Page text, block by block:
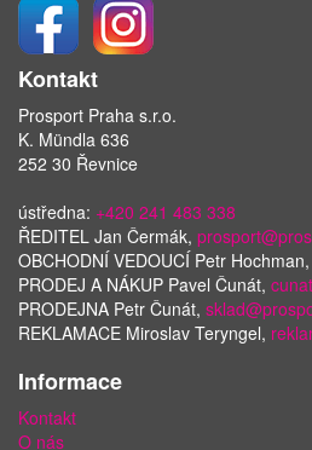
Kontakt
Prosport Praha s.r.o.
K. Mündla 636
252 30 Řevnice
ústředna: +420 241 483 338
ŘEDITEL Jan Čermák,
OBCHODNÍ VEDOUCÍ Petr Hochman,
PRODEJ A NÁKUP Pavel Čunát,
PRODEJNA Petr Čunát,
REKLAMACE Miroslav Teryngel,
Informace
Kontakt
O nás